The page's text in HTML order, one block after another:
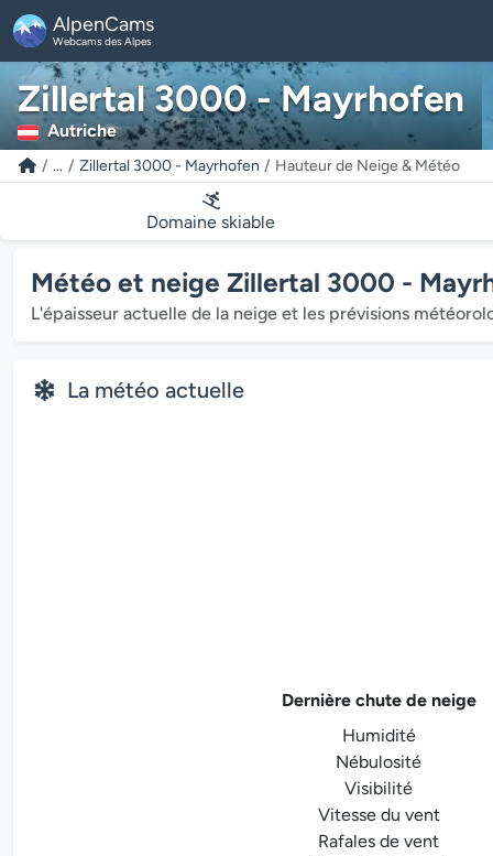
AlpenCams
Webcams des Alpes
Zillertal 3000 - Mayrhofen
Autriche
... Zillertal 3000 - Mayrhofen Hauteur de Neige & Météo
Domaine skiable
Météo et neige Zillertal 3000 -
L'épaisseur actuelle de la neige et les prévisions
La météo actuelle
Dernière chute de neige
Humidité
Nébulosité
Visibilité
Vitesse du vent
Rafales de vent